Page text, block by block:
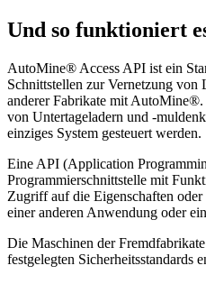
Und so funktioniert
AutoMine® Access API ist ein
Schnittstellen zur Vernetzung
anderer Fabrikate mit
von Untertageladern und -
einziges System gesteuert werden.
Eine API (Application
Programmierschnittstelle mit
Zugriff auf die Eigenschaften oder
einer anderen Anwendung oder
Die Maschinen der
festgelegten Sicherheitsstandards